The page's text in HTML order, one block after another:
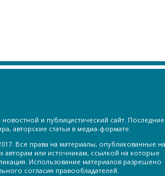
и публицистический сайт. Последние
авторские статьи в медиа-формате.
Все права на материалы, опубликованные на
авторам или источникам, ссылкой на которые
Использование материалов разрешено
согласия правообладателей.